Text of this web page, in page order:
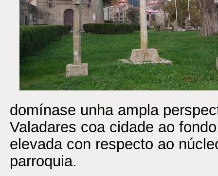
domínase unha ampla
Valadares coa cidade ao
elevada con respecto ao
parroquia.